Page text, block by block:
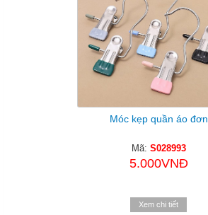
Móc kẹp quần áo đơn
Mã: S028993
5.000VNĐ
Xem chi tiết